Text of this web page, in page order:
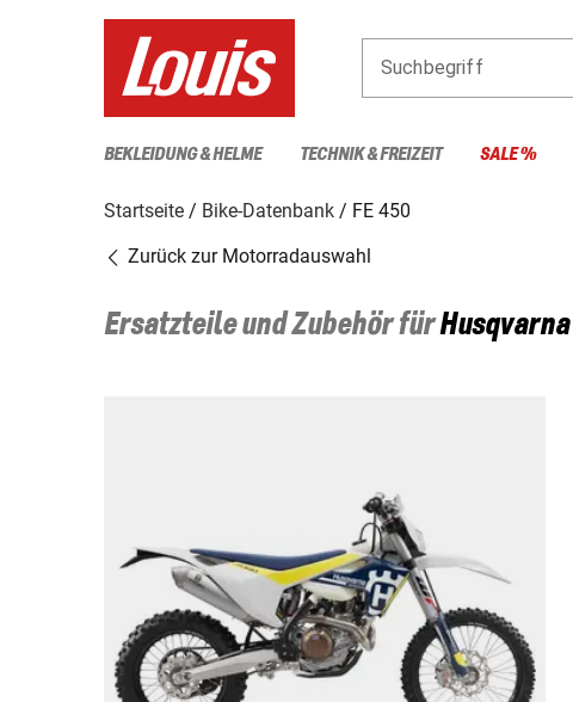
Suchbegriff
BEKLEIDUNG & HELME TECHNIK & FREIZEIT SALE %
Startseite Bike-Datenbank
FE 450
Zurück zur Motorradauswahl
Ersatzteile und Zubehör fürHusqvarna